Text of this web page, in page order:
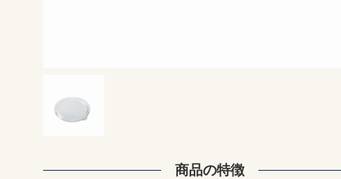
商品の特徴